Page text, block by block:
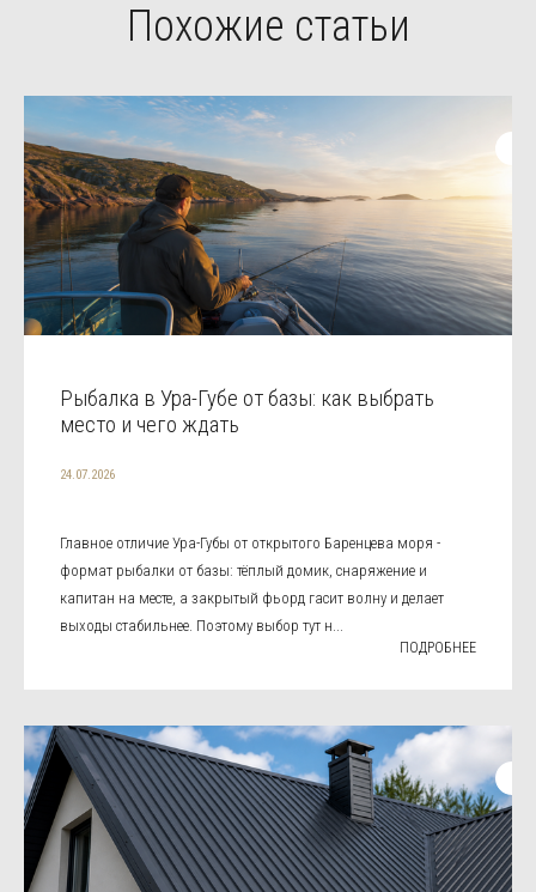
Похожие статьи
Рыбалка в Ура-Губе от базы: как выбрать
место и чего ждать
24.07.2026
Главное отличие Ура-Губы от открытого Баренцева моря -
формат рыбалки от базы: тёплый домик, снаряжение и
капитан на месте, а закрытый фьорд гасит волну и делает
выходы стабильнее. Поэтому выбор тут н...
ПОДРОБНЕЕ